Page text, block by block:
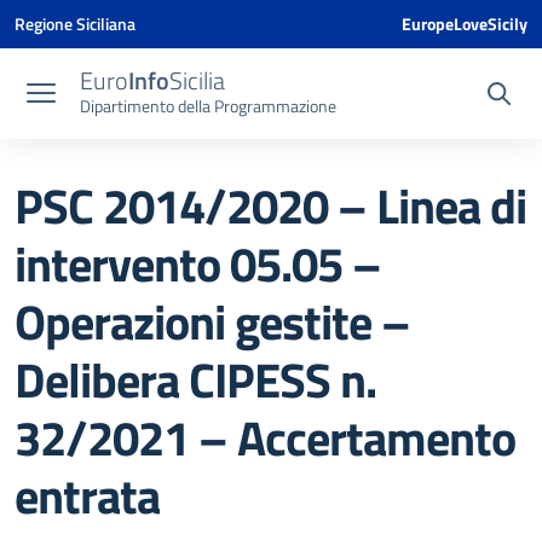
Vai ai contenuti
Vai al menu di navigazione
Vai al footer
Vai al banner delle Cookie Policy
Regione Siciliana EuropeLoveSicily
EuroInfoSicilia
Dipartimento della Programmazione
PSC 2014/2020 – Linea di
intervento 05.05 –
Operazioni gestite –
Delibera CIPESS n.
32/2021 – Accertamento
entrata